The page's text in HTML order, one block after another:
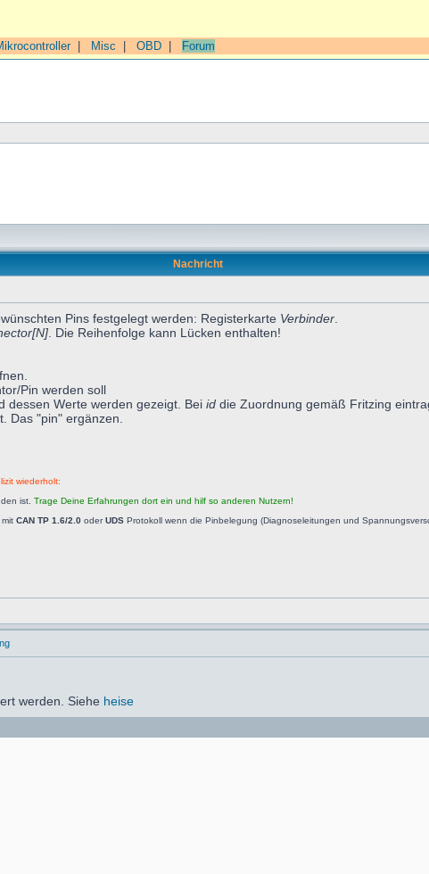
| Misc OBD Forum
Nachricht
Pins festgelegt werden: Registerkarte Verbinder.
. Die Reihenfolge kann Lücken enthalten!
Pin werden soll
dessen Werte werden gezeigt. Bei id die Zuordnung gemäß Fritzing
Das "pin" ergänzen.
wiederholt:
ist. Trage Deine Erfahrungen dort ein und hilf so anderen Nutzern!
CAN TP 1.6/2.0 oderUDS Protokoll wenn die Pinbelegung (Diagnoseleitungen und
werden. Siehe heise